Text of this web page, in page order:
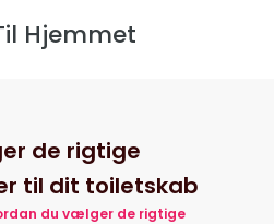
Hjemmet
de rigtige
til dit toiletskab
du vælger de rigtige